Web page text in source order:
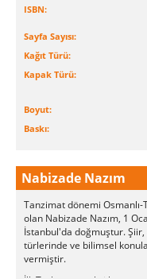
ISBN:
Sayfa Sayısı:
Kağıt Türü:
Kapak Türü:
Boyut:
Baskı:
Nabizade Nazım
Tanzimat dönemi Osmanlı-
olan Nabizade Nazım, 1
İstanbul'da doğmuştur. Şiir,
türlerinde ve bilimsel
vermiştir.